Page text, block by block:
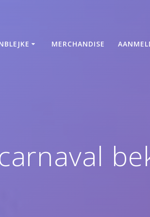
MERCHANDISE